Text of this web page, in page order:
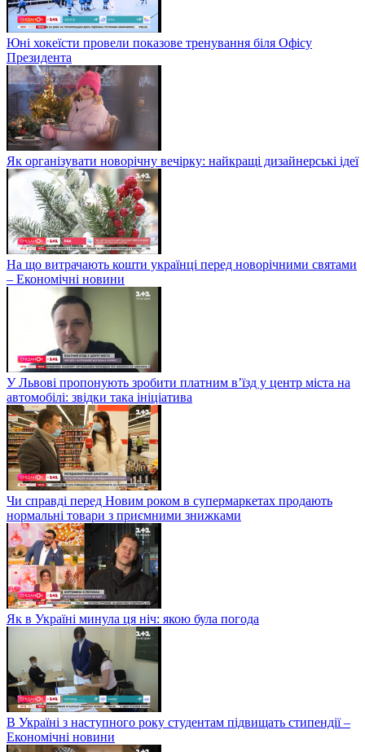
Юні хокеїсти провели показове тренування біля Офісу
Президента
Як організувати новорічну вечірку: найкращі дизайнерські ідеї
На що витрачають кошти українці перед новорічними святами
– Економічні новини
У Львові пропонують зробити платним в’їзд у центр міста на
автомобілі: звідки така ініціатива
Чи справді перед Новим роком в супермаркетах продають
нормальні товари з приємними знижками
Як в Україні минула ця ніч: якою була погода
В Україні з наступного року студентам підвищать стипендії –
Економічні новини